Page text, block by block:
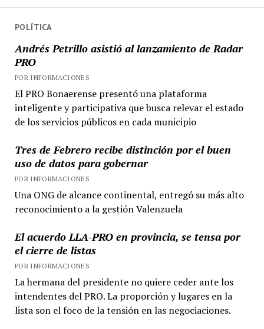
POLÍTICA
Andrés Petrillo asistió al lanzamiento de Radar
PRO
POR INFORMACIONES
El PRO Bonaerense presentó una plataforma
inteligente y participativa que busca relevar el estado
de los servicios públicos en cada municipio
Tres de Febrero recibe distinción por el buen
uso de datos para gobernar
POR INFORMACIONES
Una ONG de alcance continental, entregó su más alto
reconocimiento a la gestión Valenzuela
El acuerdo LLA-PRO en provincia, se tensa por
el cierre de listas
POR INFORMACIONES
La hermana del presidente no quiere ceder ante los
intendentes del PRO. La proporción y lugares en la
lista son el foco de la tensión en las negociaciones.
designará